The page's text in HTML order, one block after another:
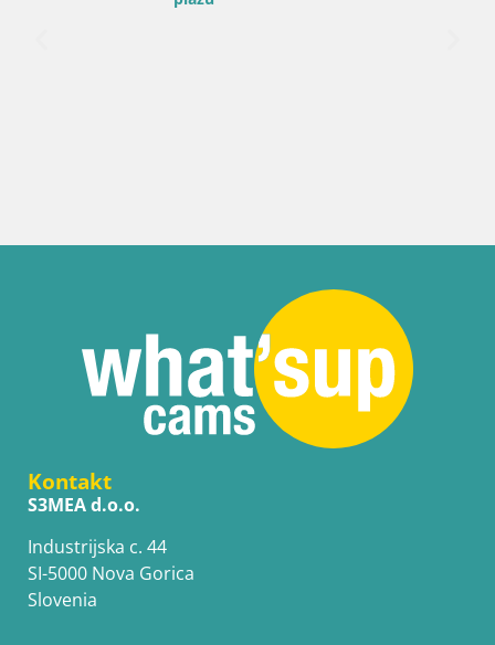
Kontakt
S3MEA d.o.o.
Industrijska c. 44
SI-5000 Nova Gorica
Slovenia